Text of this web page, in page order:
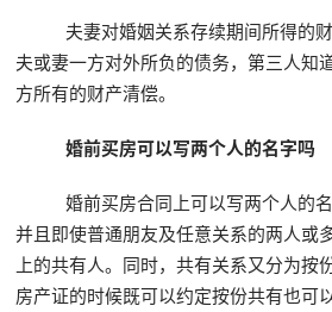
夫妻对婚姻关系存续期间所得的财
夫或妻一方对外所负的债务，第三人知
方所有的财产清偿。
婚前买房可以写两个人的名字吗
婚前买房合同上可以写两个人的名
并且即使普通朋友及任意关系的两人或
上的共有人。同时，共有关系又分为按
房产证的时候既可以约定按份共有也可